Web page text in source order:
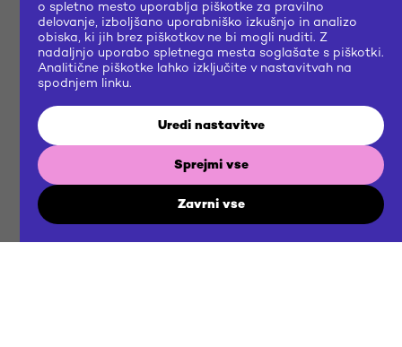
o spletno mesto uporablja piškotke za pravilno
delovanje, izboljšano uporabniško izkušnjo in analizo
obiska, ki jih brez piškotkov ne bi mogli nuditi. Z
nadaljnjo uporabo spletnega mesta soglašate s piškotki.
Analitične piškotke lahko izključite v nastavitvah na
spodnjem linku.
Uredi nastavitve
Sprejmi vse
Zavrni vse